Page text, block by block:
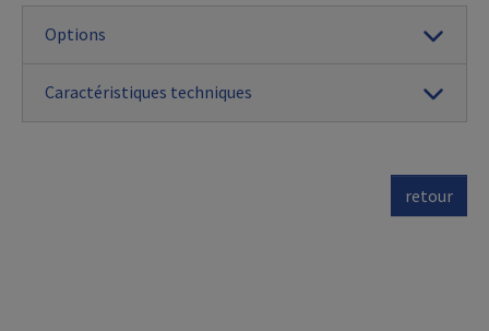
Options
Caractéristiques techniques
retour